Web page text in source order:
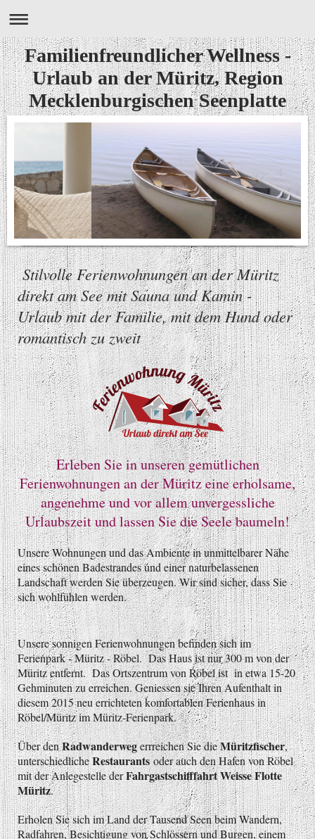
Familienfreundlicher Wellness -
Urlaub an der Müritz, Region
Mecklenburgischen Seenplatte
Stilvolle Ferienwohnungen an der Müritz
direkt am See mit Sauna und Kamin -
Urlaub mit der Familie, mit dem Hund oder
romantisch zu zweit
Erleben Sie in unseren gemütlichen
Ferienwohnungen an der Müritz eine erholsame,
angenehme und vor allem unvergessliche
Urlaubszeit und lassen Sie die Seele baumeln!
Unsere Wohnungen und das Ambiente in unmittelbarer Nähe
eines schönen Badestrandes und einer naturbelassenen
Landschaft werden Sie überzeugen. Wir sind sicher, dass Sie
sich wohlfühlen werden.
Unsere sonnigen Ferienwohnungen befinden sich im
Ferienpark - Müritz - Röbel. Das Haus ist nur 300 m von der
Müritz entfernt. Das Ortszentrum von Röbel ist in etwa 15-20
Gehminuten zu erreichen. Geniessen sie Ihren Aufenthalt in
diesem 2015 neu errichteten komfortablen Ferienhaus in
Röbel/Müritz im Müritz-Ferienpark.
Über denRadwanderwegerrreichen Sie dieMüritzfischer,
unterschiedlicheRestaurantsoder auch den Hafen von Röbel
mit der Anlegestelle derFahrgastschifffahrt Weisse Flotte
Müritz.
Erholen Sie sich im Land der Tausend Seen beim Wandern,
Radfahren, Besichtigung von Schlössern und Burgen, einem